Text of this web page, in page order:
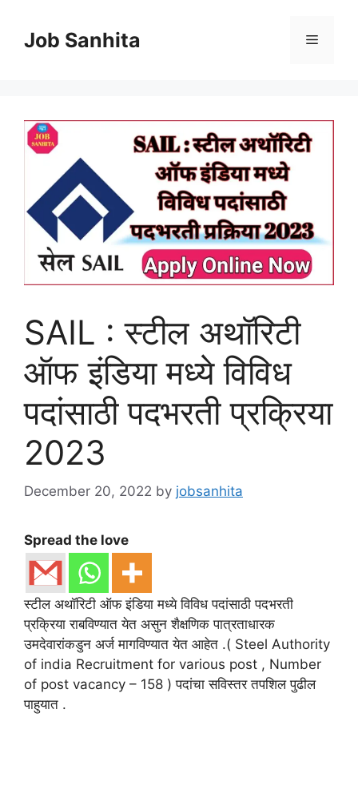
contentJob Sanhita Menu
SAIL : स्टील अथॉरिटी
ऑफ इंडिया मध्ये विविध
पदांसाठी पदभरती प्रक्रिया
2023
December 20, 2022 by jobsanhita
Spread the love
स्टील अथॉरिटी ऑफ इंडिया मध्ये विविध पदांसाठी पदभरती
प्रक्रिया राबविण्यात येत असुन शैक्षणिक पात्रताधारक
उमदेवारांकडुन अर्ज मागविण्यात येत आहेत .( Steel Authority
of india Recruitment for various post , Number
of post vacancy – 158 ) पदांचा सविस्तर तपशिल पुढील
पाहुयात .